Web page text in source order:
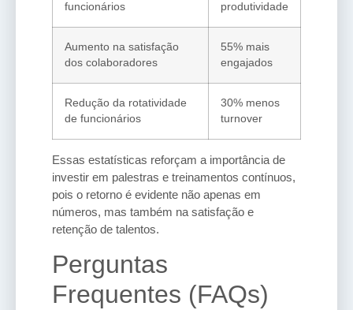
funcionários
produtividade
Aumento na satisfação
dos colaboradores
55% mais
engajados
Redução da rotatividade
de funcionários
30% menos
turnover
Essas estatísticas reforçam a importância de
investir em palestras e treinamentos contínuos,
pois o retorno é evidente não apenas em
números, mas também na satisfação e
retenção de talentos.
Perguntas
Frequentes (FAQs)